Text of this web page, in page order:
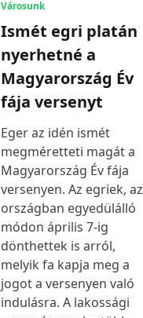
Városunk
Ismét egri platán
nyerhetné a
Magyarország Év
fája versenyt
Eger az idén ismét
megméretteti magát a
Magyarország Év fája
versenyen. Az egriek, az
országban egyedülálló
módon április 7-ig
dönthettek is arról,
melyik fa kapja meg a
jogot a versenyen való
indulásra. A lakossági